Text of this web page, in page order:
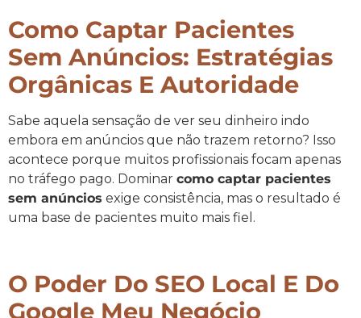
Como Captar Pacientes
Sem Anúncios: Estratégias
Orgânicas E Autoridade
Sabe aquela sensação de ver seu dinheiro indo
embora em anúncios que não trazem retorno? Isso
acontece porque muitos profissionais focam apenas
no tráfego pago. Dominar como captar pacientes
sem anúncios exige consistência, mas o resultado é
uma base de pacientes muito mais fiel.
O Poder Do SEO Local E Do
Google Meu Negócio